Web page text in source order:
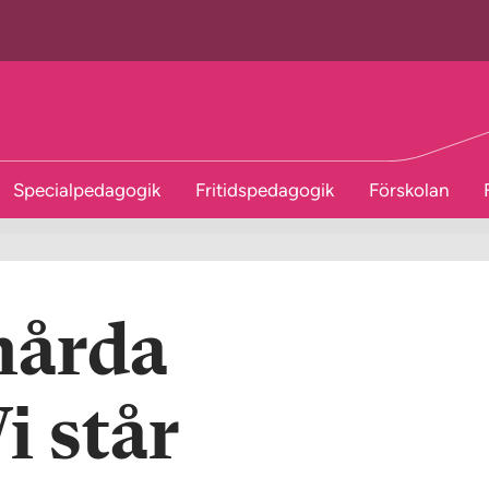
Specialpedagogik Fritidspedagogik Förskolan
står